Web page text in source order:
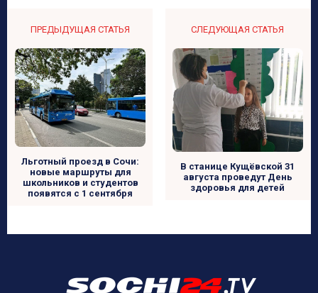
ПРЕДЫДУЩАЯ СТАТЬЯ
Льготный проезд в Сочи:
новые маршруты для
школьников и студентов
появятся с 1 сентября
СЛЕДУЮЩАЯ СТАТЬЯ
В станице Кущёвской 31
августа проведут День
здоровья для детей